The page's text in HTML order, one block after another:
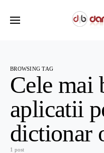
BROWSING TAG
Cele mai
aplicatii
dictionar
1 post